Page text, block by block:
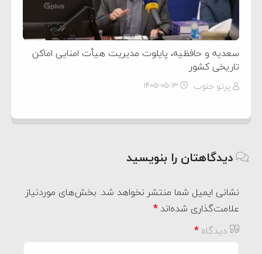
سعدیه و حافظیه، پایلوت مدیریت هیأت امنایی اماکن
تاریخی کشور
پرتو جنوب ۱۴۰۵-۰۵-۱۳
دیدگاهتان را بنویسید
نشانی ایمیل شما منتشر نخواهد شد. بخش‌های موردنیاز
علامت‌گذاری شده‌اند*
دیدگاه*